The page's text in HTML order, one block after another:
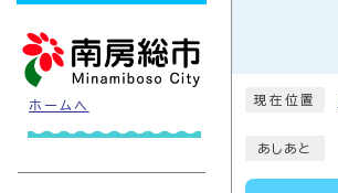
ホームへ 現在位置
あしあと